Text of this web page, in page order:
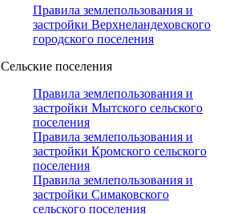
Правила землепользования и
застройки Верхнеландеховского
городского поселения
Сельские поселения
Правила землепользования и
застройки Мытского сельского
поселения
Правила землепользования и
застройки Кромского сельского
поселения
Правила землепользования и
застройки Симаковского
сельского поселения